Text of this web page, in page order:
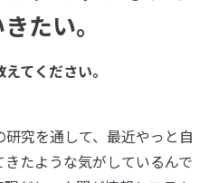
たい。
てください。
究を通して、最近やっと自
たような気がしているんで